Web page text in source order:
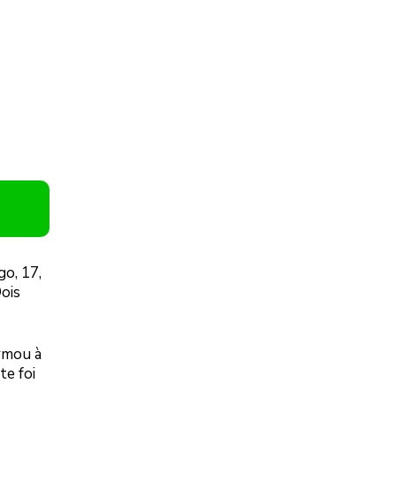
17,
à
foi